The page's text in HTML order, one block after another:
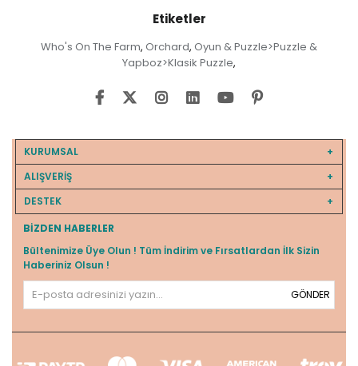
Etiketler
Who's On The Farm, Orchard, Oyun & Puzzle>Puzzle &
Yapboz>Klasik Puzzle,
KURUMSAL
ALIŞVERİŞ
DESTEK
BIZDEN HABERLER
Bültenimize Üye Olun ! Tüm İndirim ve Fırsatlardan İlk Sizin
Haberiniz Olsun !
GÖNDER